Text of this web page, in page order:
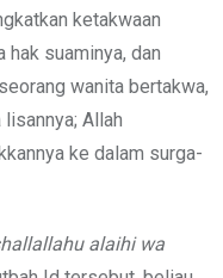
ketakwaan
hak suaminya, dan
wanita bertakwa,
Allah
ke dalam surga-
alaihi wa